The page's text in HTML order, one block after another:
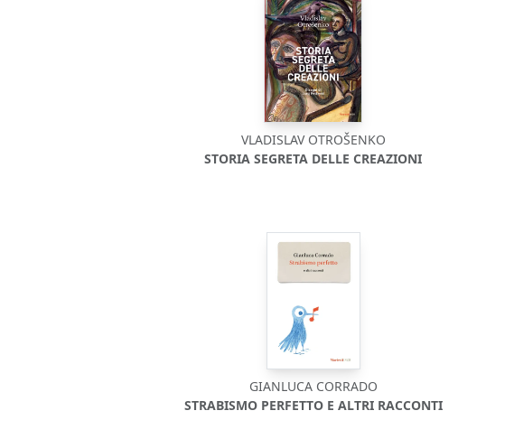
VLADISLAV OTROŠENKO
STORIA SEGRETA DELLE CREAZIONI
GIANLUCA CORRADO
STRABISMO PERFETTO E ALTRI RACCONTI